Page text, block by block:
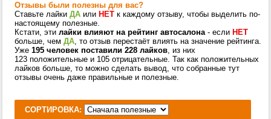
Отзывы были полезны для вас?
Ставьте лайки ДА или НЕТ к каждому отзыву, чтобы выделить по-
настоящему полезные.
Кстати, эти лайки влияют на рейтинг автосалона- если НЕТ
больше, чем ДА, то отзыв перестаёт влиять на значение рейтинга.
Уже 195 человек поставили 228 лайков, из них
123 положительные и 105 отрицательные. Так как положительных
лайков больше, то можно сделать вывод, что собранные тут
отзывы очень даже правильные и полезные.
СОРТИРОВКА: